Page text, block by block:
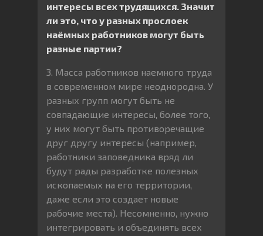
интересы всех трудящихся. Значит
ли это, что у разных прослоек
наëмных работников могут быть
разные партии?
3. Масса работников наемного труда
в современном мире неоднородна. У
разных групп могут быть не
совпадающие интересы, более того,
у них могут быть противоречащие
друг другу интересы (например,
работники заповедника вряд ли
будут рады разработке полезных
ископаемых на его территории,
даже если это создает новые
рабочие места). Несомненно, нужно
интегрировать и объединять всех